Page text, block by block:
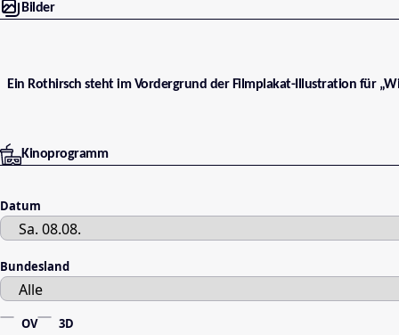
Bilder
Ein Rothirsch steht im Vordergrund der Filmplakat-Illustration für
Kinoprogramm
Datum
Bundesland
OV 3D